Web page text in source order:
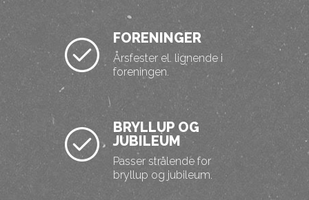
FORENINGER
Årsfester el. lignende i
foreningen.
BRYLLUP OG
JUBILEUM
Passer strålende for
bryllup og jubileum.